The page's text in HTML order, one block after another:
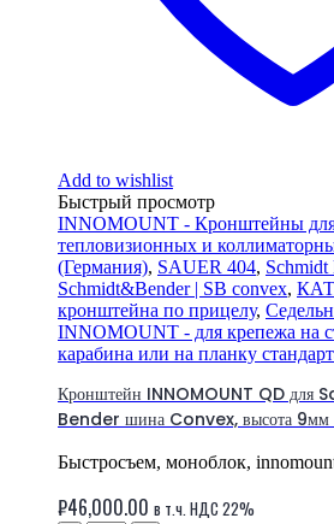
Add to wishlist
Быстрый просмотр
INNOMOUNT - Кронштейны для
тепловизионных и
(Германия), SAUER 404,
Schmidt&Bender | SB сonvex,
кронштейна по прицелу,
INNOMOUNT - для крепежа на
карабина или на планку
Кронштейн INNOMOUNT QD
Bender шина Convex, высота
Быстросъем, моноблок,
₽46,000.00 в т.ч. НДС 22%